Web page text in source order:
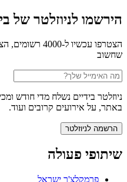
הירשמו לניוזלטר של
הצטרפו עכשיו
שחשוב
ניוזלטר בידיים נשלח מדי חודש
באתר, על אירועים קרובים ועוד.
שיתופי פעולה
פרמקלצ'ר ישראל